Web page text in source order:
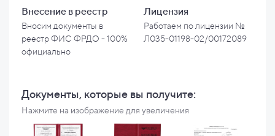
Внесение в реестр
Вносим документы в
реестр ФИС ФРДО - 100%
официально
Лицензия
Работаем по лицензии №
Л035-01198-02/00172089
Документы, которые вы получите:
Нажмите на изображение для увеличения